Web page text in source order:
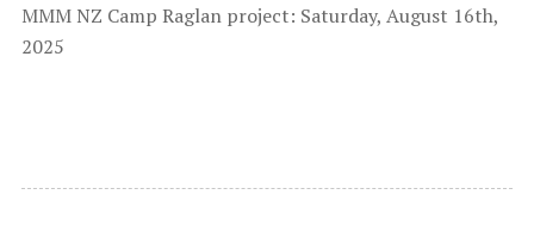
M MM NZ Camp Raglan project: Saturday, August 16th,
2025